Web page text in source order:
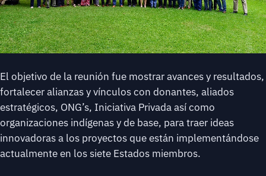
El objetivo de la reunión fue mostrar avances y resultados,
fortalecer alianzas y vínculos con donantes, aliados
estratégicos, ONG’s, Iniciativa Privada así como
organizaciones indígenas y de base, para traer ideas
innovadoras a los proyectos que están implementándose
actualmente en los siete Estados miembros.